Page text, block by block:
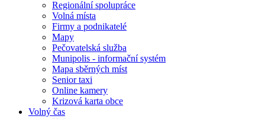
Regionální spolupráce
Volná místa
Firmy a podnikatelé
Mapy
Pečovatelská služba
Munipolis - informační systém
Mapa sběrných míst
Senior taxi
Online kamery
Krizová karta obce
Volný čas